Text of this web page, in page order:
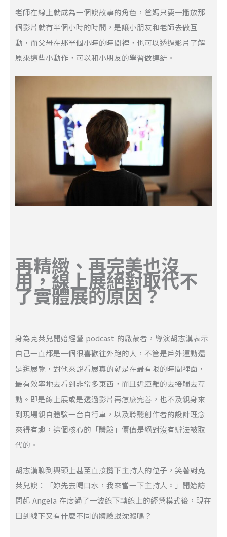
老師在線上就成為一個說故事的角色，爸媽只要一播放那
個影片就有半個小時的時間，是讓小朋友和老師去做互
動，而父母在那半個小時的時間裡，也可以透過影片了解
原來這些小動作，可以和小朋友的學習做連結。
再精緻、再完美也沒
用，線上展絕對取代不
了實體展的原因？
身為克萊兒開始經營 podcast 的啟蒙者，導演胡志漢表示
自己一直都是一個很喜歡往外跑的人，不管是戶外運動還
是逛展覽，對他來說看展真的就是在最有限的時間裡面，
最有效率地去看到非常多東西，而且近距離的去接觸去互
動。即是線上展或是透過影片再怎麼完善，也不及親身來
到現場親自體驗一台自行車，以及聆聽創作者的設計理念
來得有趣，這個核心的「體驗」價值是絕對沒有辦法被取
代的。
胡志漢聊到興頭上甚至直接攬下主持人的位子，笑著對克
萊兒說：「妳先去喝口水，我來當一下主持人。」開始訪
問起 Angela 在度過了一波線下轉線上的經營模式後，現在
回到線下又有什麼不同的體驗跟沈澱嗎？